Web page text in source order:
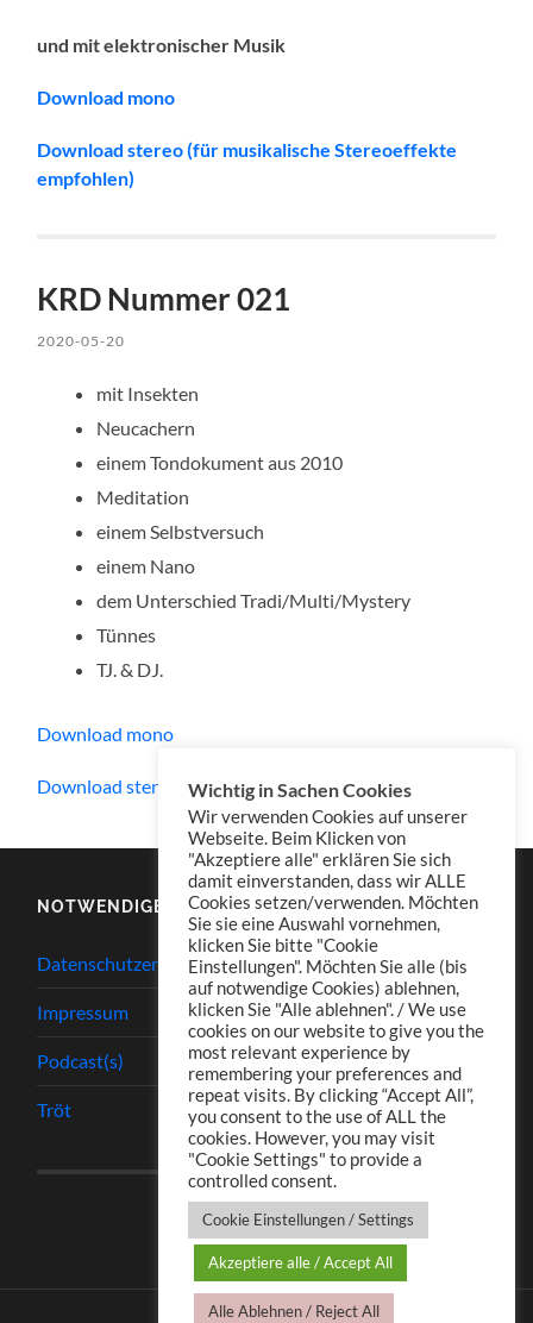
und mit elektronischer Musik
Download mono
Download stereo (für musikalische Stereoeffekte
empfohlen)
KRD Nummer 021
2020-05-20
mit Insekten
Neucachern
einem Tondokument aus 2010
Meditation
einem Selbstversuch
einem Nano
dem Unterschied Tradi/Multi/Mystery
Tünnes
TJ. & DJ.
Download mono
Download stereo
NOTWENDIGES
Datenschutzerklärung
Impressum
Podcast(s)
Tröt
Wichtig in Sachen Cookies
Wir verwenden Cookies auf unserer
Webseite. Beim Klicken von
"Akzeptiere alle" erklären Sie sich
damit einverstanden, dass wir ALLE
Cookies setzen/verwenden. Möchten
Sie sie eine Auswahl vornehmen,
klicken Sie bitte "Cookie
Einstellungen". Möchten Sie alle (bis
auf notwendige Cookies) ablehnen,
klicken Sie "Alle ablehnen". / We use
cookies on our website to give you the
most relevant experience by
remembering your preferences and
repeat visits. By clicking “Accept All”,
you consent to the use of ALL the
cookies. However, you may visit
"Cookie Settings" to provide a
controlled consent.
Cookie Einstellungen / Settings
Akzeptiere alle / Accept All
Alle Ablehnen / Reject All